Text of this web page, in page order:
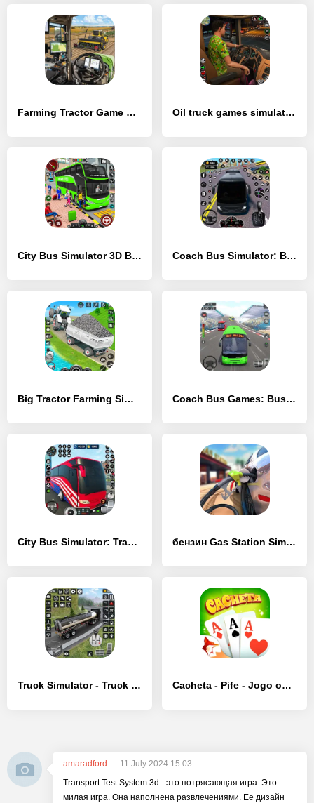
Farming Tractor Game Simulator - [MOD Бесконечные монеты] Oil truck games simulator 3D - [MOD Бесконечные деньги]
City Bus Simulator 3D Bus Game - [MOD Бесконечные монеты] Coach Bus Simulator: Bus Games - [MOD Бесконечные монеты]
Big Tractor Farming Simulator - [MOD Бесконечные монеты] Coach Bus Games: Bus Simulator - [MOD Бесконечные монеты]
City Bus Simulator: Transport - [MOD Бесконечные деньги] бензин Gas Station Simulator - [MOD Бесконечные деньги]
Truck Simulator - Truck Games - [MOD Много монет] Cacheta - Pife - Jogo online
amaradford
11 July 2024 15:03
Transport Test System 3d - это потрясающая игра. Это
милая игра. Она наполнена развлечениями. Ее дизайн